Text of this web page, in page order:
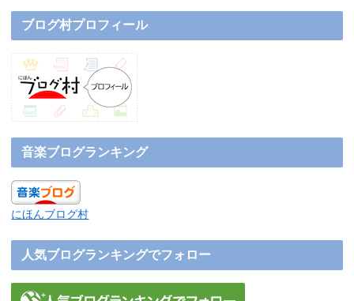
ブログ村プロフィール
音楽ブログランキング
にほんブログ村
人気ブログランキングでフォロー